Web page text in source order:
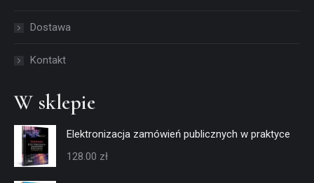
Dostawa
Kontakt
W sklepie
Elektronizacja zamówień publicznych w praktyce
128.00 zł